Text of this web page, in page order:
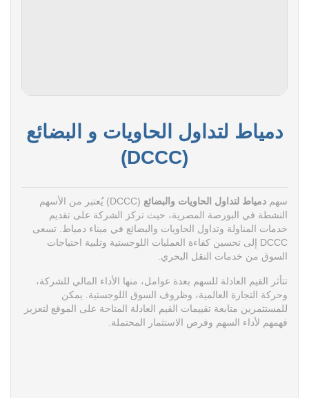
دمياط لتداول الحاويات و البضائع
(DCCC)
سهم دمياط لتداول الحاويات والبضائع
(DCCC) يُعتبر من الأسهم
النشطة في البورصة المصرية، حيث تركز الشركة على تقديم
خدمات المناولة وتداول الحاويات والبضائع في ميناء دمياط. تسعى
DCCC إلى تحسين كفاءة العمليات اللوجستية وتلبية احتياجات
السوق من خدمات النقل البحري.
تتأثر القيم العادلة للسهم بعدة عوامل، منها الأداء المالي للشركة،
وحركة التجارة العالمية، وظروف السوق اللوجستية. يمكن
للمستثمرين متابعة تقييمات القيم العادلة المتاحة على الموقع لتعزيز
فهمهم لأداء السهم وفرص الاستثمار المحتملة.